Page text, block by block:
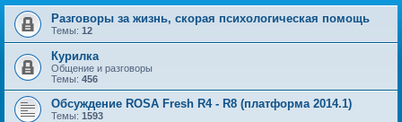
Разговоры за жизнь, скорая психологическая помощь
Темы: 12
Курилка
Общение и разговоры
Темы: 456
Обсуждение ROSA Fresh R4 - R8 (платформа 2014.1)
Темы: 1593